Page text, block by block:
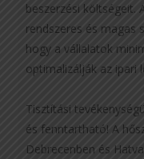
beszerzési költségeit.
rendszeres és magas
hogy a vállalatok
optimalizálják az ipari
Tisztítási
és fenntartható! A
Debrecenben és